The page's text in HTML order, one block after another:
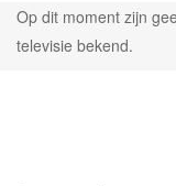
Op dit moment zijn
televisie bekend.